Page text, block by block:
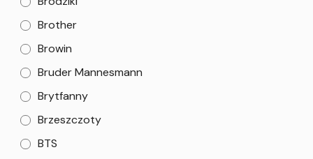
Brother
Browin
Bruder Mannesmann
Brytfanny
Brzeszczoty
BTS